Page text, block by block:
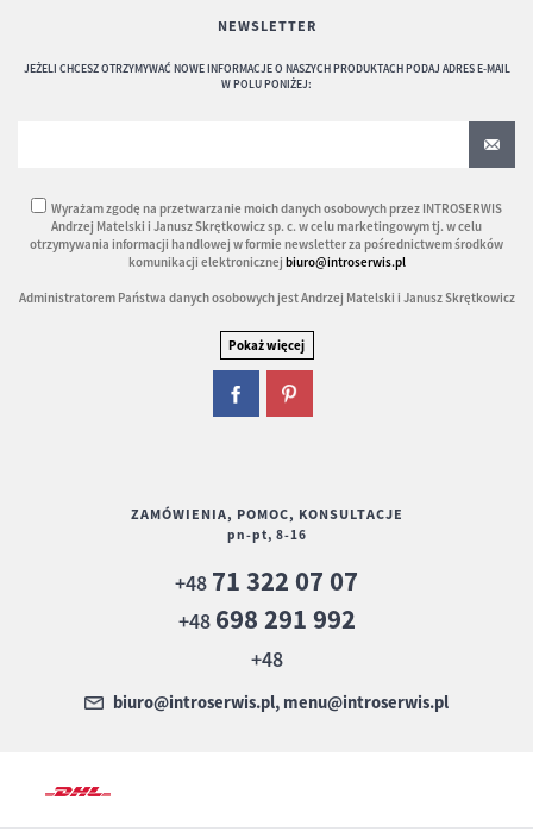
NEWSLETTER
JEŻELI CHCESZ OTRZYMYWAĆ NOWE INFORMACJE O NASZYCH PRODUKTACH PODAJ ADRES E-MAIL
W POLU PONIŻEJ:
Wyrażam zgodę na przetwarzanie moich danych osobowych przez INTROSERWIS
Andrzej Matelski i Janusz Skrętkowicz sp. c. w celu marketingowym tj. w celu
otrzymywania informacji handlowej w formie newsletter za pośrednictwem środków
komunikacji elektronicznej biuro@introserwis.pl
Administratorem Państwa danych osobowych jest Andrzej Matelski i Janusz Skrętkowicz
ZAMÓWIENIA, POMOC, KONSULTACJE
pn-pt, 8-16
+48 71 322 07 07
+48 698 291 992
+48
biuro@introserwis.pl, menu@introserwis.pl